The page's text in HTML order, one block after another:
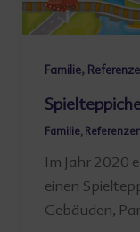
Familie,
Familie,
Im Jahr 2020
einen
Gebäuden,